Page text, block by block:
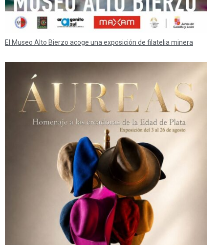
El Museo Alto Bierzo acoge una exposición de filatelia minera